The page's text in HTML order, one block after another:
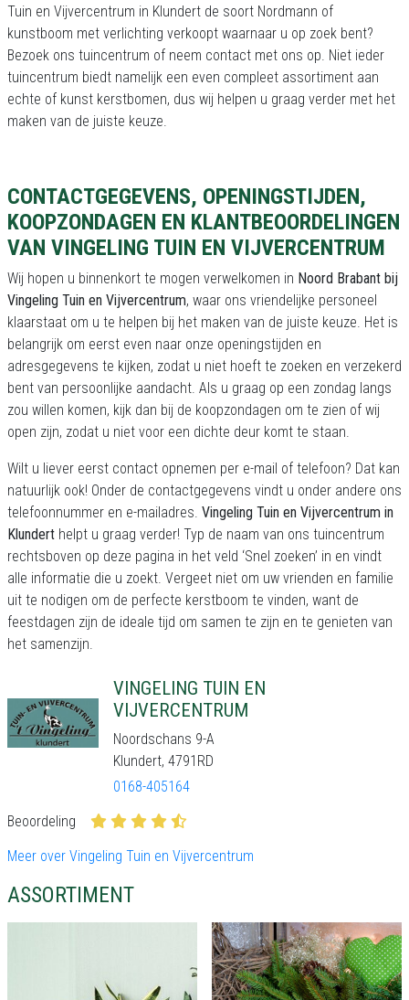
Tuin en Vijvercentrum in Klundert de soort Nordmann of
kunstboom met verlichting verkoopt waarnaar u op zoek bent?
Bezoek ons tuincentrum of neem contact met ons op. Niet ieder
tuincentrum biedt namelijk een even compleet assortiment aan
echte of kunst kerstbomen, dus wij helpen u graag verder met het
maken van de juiste keuze.
CONTACTGEGEVENS, OPENINGSTIJDEN,
KOOPZONDAGEN EN KLANTBEOORDELINGEN
VAN VINGELING TUIN EN VIJVERCENTRUM
Wij hopen u binnenkort te mogen verwelkomen in Noord Brabant bij
Vingeling Tuin en Vijvercentrum, waar ons vriendelijke personeel
klaarstaat om u te helpen bij het maken van de juiste keuze. Het is
belangrijk om eerst even naar onze openingstijden en
adresgegevens te kijken, zodat u niet hoeft te zoeken en verzekerd
bent van persoonlijke aandacht. Als u graag op een zondag langs
zou willen komen, kijk dan bij de koopzondagen om te zien of wij
open zijn, zodat u niet voor een dichte deur komt te staan.
Wilt u liever eerst contact opnemen per e-mail of telefoon? Dat kan
natuurlijk ook! Onder de contactgegevens vindt u onder andere ons
telefoonnummer en e-mailadres. Vingeling Tuin en Vijvercentrum in
Klundert helpt u graag verder! Typ de naam van ons tuincentrum
rechtsboven op deze pagina in het veld ‘Snel zoeken’ in en vindt
alle informatie die u zoekt. Vergeet niet om uw vrienden en familie
uit te nodigen om de perfecte kerstboom te vinden, want de
feestdagen zijn de ideale tijd om samen te zijn en te genieten van
het samenzijn.
VINGELING TUIN EN
VIJVERCENTRUM
Noordschans 9-A
Klundert, 4791RD
0168-405164
Beoordeling
Meer over Vingeling Tuin en Vijvercentrum
ASSORTIMENT